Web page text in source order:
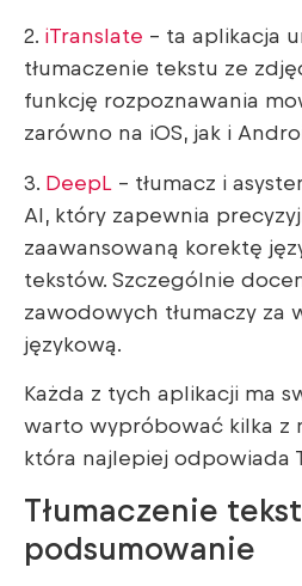
2. iTranslate – ta aplikacja
tłumaczenie tekstu ze
funkcję rozpoznawania
zarówno na iOS, jak i
3. DeepL – tłumacz i
AI, który zapewnia
zaawansowaną korektę
tekstów. Szczególnie
zawodowych tłumaczy za
językową.
Każda z tych aplikacji ma
warto wypróbować kilka z
która najlepiej odpowiada
Tłumaczenie
podsumowanie